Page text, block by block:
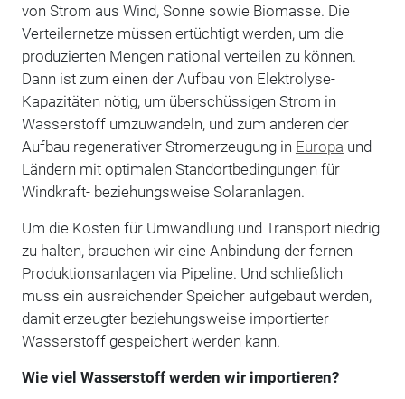
von Strom aus Wind, Sonne sowie Biomasse. Die
Verteilernetze müssen ertüchtigt werden, um die
produzierten Mengen national verteilen zu können.
Dann ist zum einen der Aufbau von Elektrolyse-
Kapazitäten nötig, um überschüssigen Strom in
Wasserstoff umzuwandeln, und zum anderen der
Aufbau regenerativer Stromerzeugung in Europa und
Ländern mit optimalen Standortbedingungen für
Windkraft- beziehungsweise Solaranlagen.
Um die Kosten für Umwandlung und Transport niedrig
zu halten, brauchen wir eine Anbindung der fernen
Produktionsanlagen via Pipeline. Und schließlich
muss ein ausreichender Speicher aufgebaut werden,
damit erzeugter beziehungsweise importierter
Wasserstoff gespeichert werden kann.
Wie viel Wasserstoff werden wir importieren?